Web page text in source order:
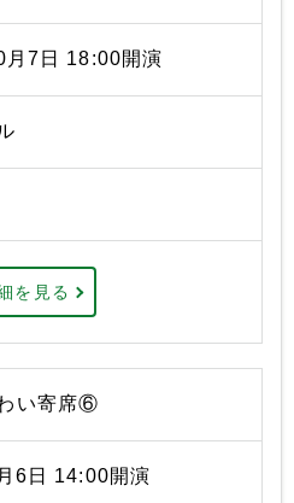
月7日 18:00開演
を見る
い寄席⑥
6日 14:00開演